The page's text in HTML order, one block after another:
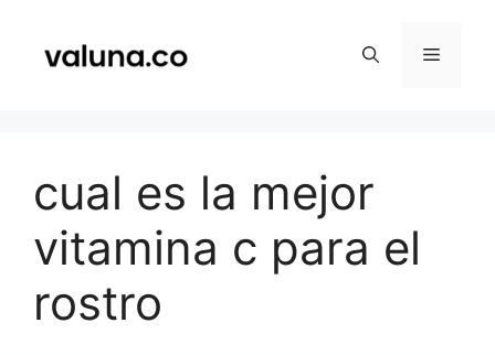
contenido
Menú
cual es la mejor
vitamina c para el
rostro